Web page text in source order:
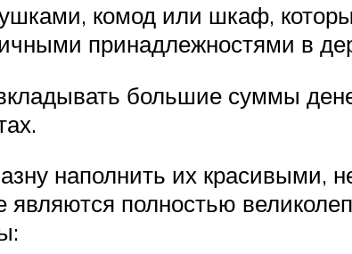
комод или шкаф,
принадлежностями в
большие суммы
наполнить их красивыми,
являются полностью